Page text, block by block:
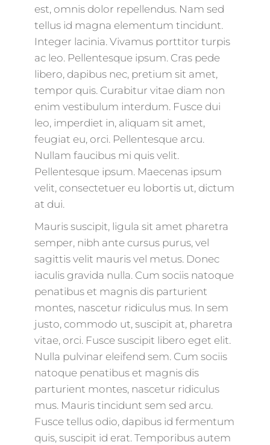
est, omnis dolor repellendus. Nam sed
tellus id magna elementum tincidunt.
Integer lacinia. Vivamus porttitor turpis
ac leo. Pellentesque ipsum. Cras pede
libero, dapibus nec, pretium sit amet,
tempor quis. Curabitur vitae diam non
enim vestibulum interdum. Fusce dui
leo, imperdiet in, aliquam sit amet,
feugiat eu, orci. Pellentesque arcu.
Nullam faucibus mi quis velit.
Pellentesque ipsum. Maecenas ipsum
velit, consectetuer eu lobortis ut, dictum
at dui.
Mauris suscipit, ligula sit amet pharetra
semper, nibh ante cursus purus, vel
sagittis velit mauris vel metus. Donec
iaculis gravida nulla. Cum sociis natoque
penatibus et magnis dis parturient
montes, nascetur ridiculus mus. In sem
justo, commodo ut, suscipit at, pharetra
vitae, orci. Fusce suscipit libero eget elit.
Nulla pulvinar eleifend sem. Cum sociis
natoque penatibus et magnis dis
parturient montes, nascetur ridiculus
mus. Mauris tincidunt sem sed arcu.
Fusce tellus odio, dapibus id fermentum
quis, suscipit id erat. Temporibus autem